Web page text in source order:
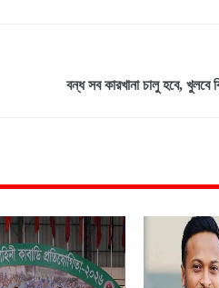
বন্ধ সব কারখানা চালু হবে, খুলবে